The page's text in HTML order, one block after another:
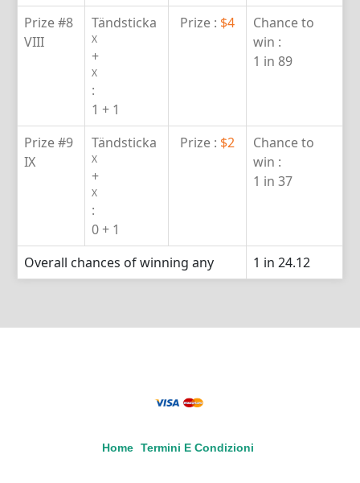
Prize #8
VIII
Tändsticka
X
+
X
:
1 + 1
Prize : $4
Chance to
win :
1 in 89
Prize #9
IX
Tändsticka
X
+
X
:
0 + 1
Prize : $2
Chance to
win :
1 in 37
Overall chances of winning any 1 in 24.12
Home Termini E Condizioni